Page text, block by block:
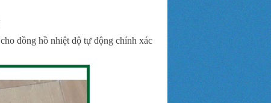
cho đồng hồ nhiệt độ tự động chính xác